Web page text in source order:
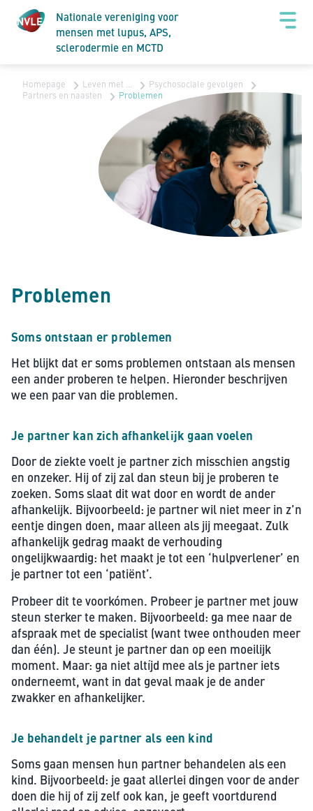
Nationale vereniging voor
mensen met lupus, APS,
sclerodermie en MCTD
Homepage Leven met …
Psychosociale gevolgen
Partners en naasten
Problemen
Problemen
Soms ontstaan er problemen
Het blijkt dat er soms problemen ontstaan als mensen
een ander proberen te helpen. Hieronder beschrijven
we een paar van die problemen.
Je partner kan zich afhankelijk gaan voelen
Door de ziekte voelt je partner zich misschien angstig
en onzeker. Hij of zij zal dan steun bij je proberen te
zoeken. Soms slaat dit wat door en wordt de ander
afhankelijk. Bijvoorbeeld: je partner wil niet meer in z’n
eentje dingen doen, maar alleen als jij meegaat. Zulk
afhankelijk gedrag maakt de verhouding
ongelijkwaardig: het maakt je tot een ‘hulpverlener’ en
je partner tot een ‘patiënt’.
Probeer dit te voorkómen. Probeer je partner met jouw
steun sterkerte maken. Bijvoorbeeld: ga mee naar de
afspraak met de specialist (want twee onthouden meer
dan één). Je steunt je partner dan op een moeilijk
moment. Maar: ga niet altíjd mee als je partner iets
onderneemt, want in dat geval maak je de ander
zwakker en afhankelijker.
Je behandelt je partner als een kind
Soms gaan mensen hun partner behandelen als een
kind. Bijvoorbeeld: je gaat allerlei dingen voor de ander
doen die hij of zij zelf ook kan, je geeft voortdurend